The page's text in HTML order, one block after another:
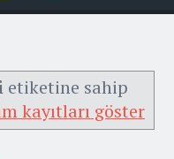
Social Links
Search
etiketine sahip
kayıtları göster